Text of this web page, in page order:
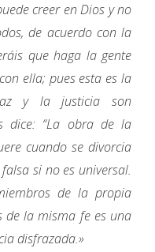
creer en Dios y no
de acuerdo con la
que haga la gente
ella; pues esta es la
y la justicia son
dice: “La obra de la
cuando se divorcia
si no es universal.
de la propia
de la misma fe es una
disfrazada.»